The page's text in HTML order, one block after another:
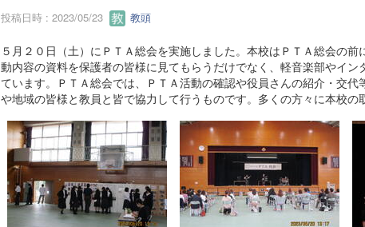
投稿日時 : 2023/05/23 教頭
５月２０日（土）にＰＴＡ総会を実施しました。本校はＰＴＡ総会の
動内容の資料を保護者の皆様に見てもらうだけでなく、軽音楽部やイ
ています。ＰＴＡ総会では、ＰＴＡ活動の確認や役員さんの紹介・交
や地域の皆様と教員と皆で協力して行うものです。多くの方々に本校の